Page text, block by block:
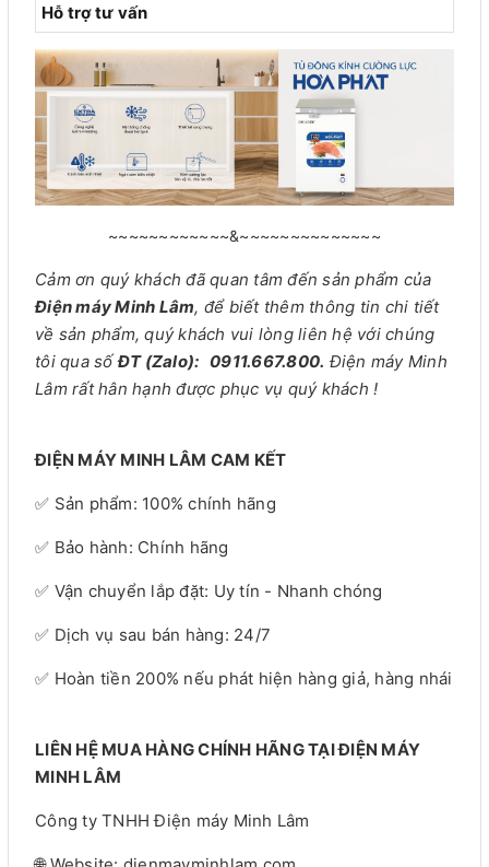
Hỗ trợ tư vấn
~~~~~~~~~~~~&~~~~~~~~~~~~~~
Cảm ơn quý khách đã quan tâm đến sản phẩm của
Điện máy Minh Lâm, để biết thêm thông tin chi tiết
về sản phẩm, quý khách vui lòng liên hệ với chúng
tôi qua sốĐT (Zalo): 0911.667.800. Điện máy Minh
Lâm rất hân hạnh được phục vụ quý khách !
ĐIỆN MÁY MINH LÂM CAM KẾT
✅ Sản phẩm: 100% chính hãng
✅ Bảo hành: Chính hãng
✅ Vận chuyển lắp đặt: Uy tín - Nhanh chóng
✅ Dịch vụ sau bán hàng: 24/7
✅ Hoàn tiền 200% nếu phát hiện hàng giả, hàng nhái
LIÊN HỆ MUA HÀNG CHÍNH HÃNG TẠI ĐIỆN MÁY
MINH LÂM
Công ty TNHH Điện máy Minh Lâm